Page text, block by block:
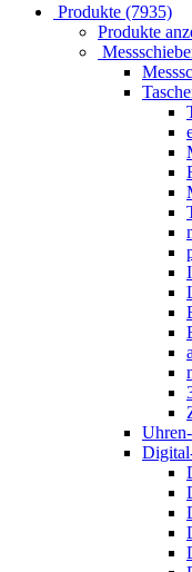
Produkte (7935)
Produkte